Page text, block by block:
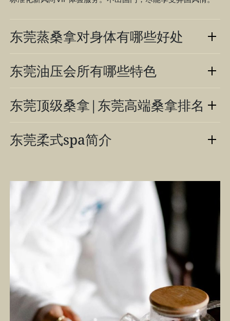
东莞蒸桑拿对身体有哪些好处
东莞油压会所有哪些特色
东莞顶级桑拿|东莞高端桑拿排名
东莞柔式spa简介